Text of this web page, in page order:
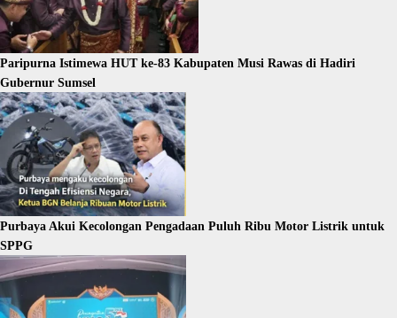
Paripurna Istimewa HUT ke-83 Kabupaten Musi Rawas di Hadiri
Gubernur Sumsel
Purbaya Akui Kecolongan Pengadaan Puluh Ribu Motor Listrik untuk
SPPG